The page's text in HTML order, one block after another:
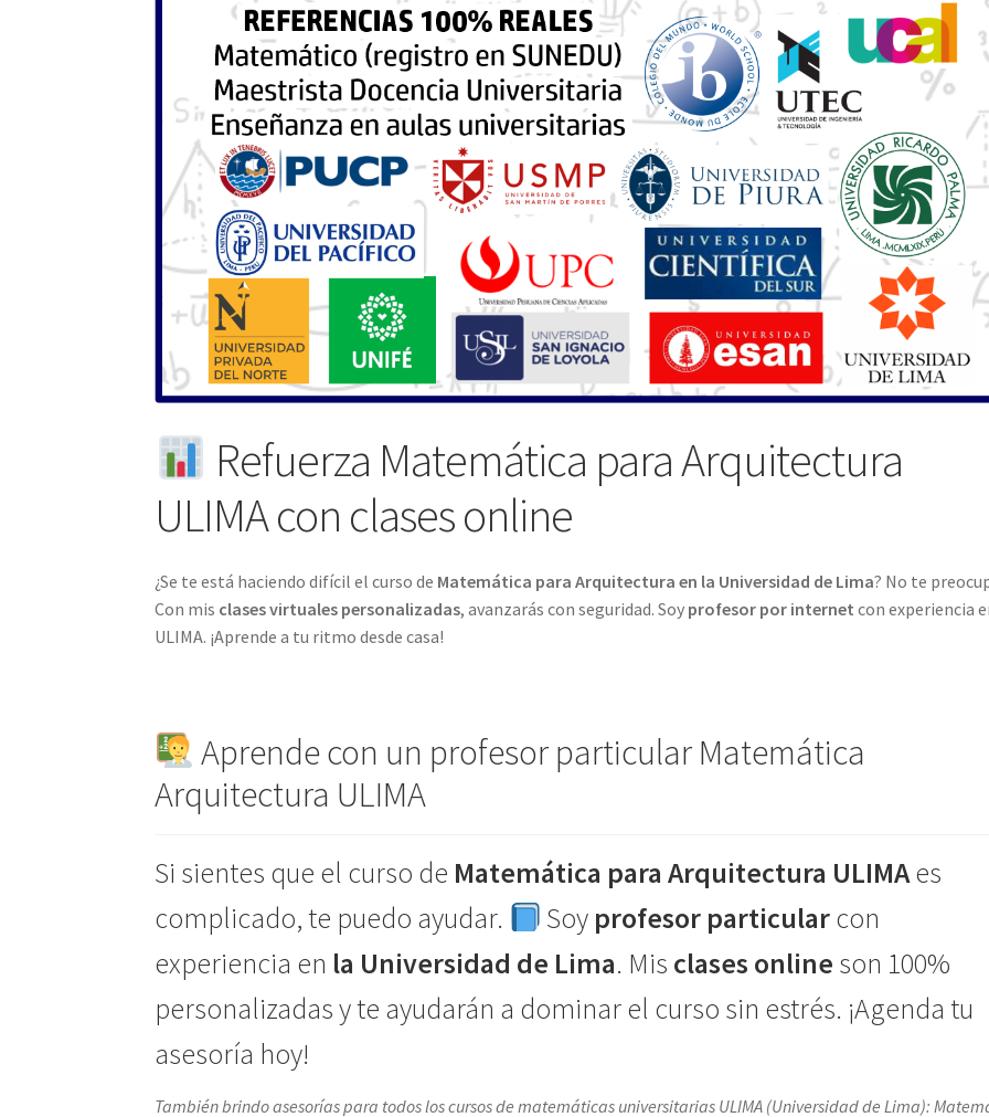
Refuerza Matemática para Arquitectura
ULIMA con clases online
¿Se te está haciendo difícil el curso de Matemática para Arquitectura en la Universidad de Lima? No te
Con mis clases virtuales personalizadas, avanzarás con seguridad. Soy profesor por internet con experiencia
ULIMA. ¡Aprende a tu ritmo desde casa!
Aprende con un profesor particular Matemática
Arquitectura ULIMA
Si sientes que el curso de Matemática para Arquitectura ULIMAes
complicado, te puedo ayudar.
Soy profesor particularcon
experiencia en la Universidad de Lima. Mis clases online son 100%
personalizadas y te ayudarán a dominar el curso sin estrés. ¡Agenda tu
asesoría hoy!
También brindo asesorías para todos los cursos de matemáticas universitarias ULIMA (Universidad de Lima):